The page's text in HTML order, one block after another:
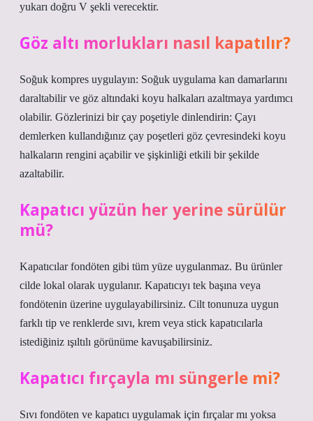
yukarı doğru V şekli verecektir.
Göz altı morlukları nasıl kapatılır?
Soğuk kompres uygulayın: Soğuk uygulama kan damarlarını
daraltabilir ve göz altındaki koyu halkaları azaltmaya yardımcı
olabilir. Gözlerinizi bir çay poşetiyle dinlendirin: Çayı
demlerken kullandığınız çay poşetleri göz çevresindeki koyu
halkaların rengini açabilir ve şişkinliği etkili bir şekilde
azaltabilir.
Kapatıcı yüzün her yerine sürülür
mü?
Kapatıcılar fondöten gibi tüm yüze uygulanmaz. Bu ürünler
cilde lokal olarak uygulanır. Kapatıcıyı tek başına veya
fondötenin üzerine uygulayabilirsiniz. Cilt tonunuza uygun
farklı tip ve renklerde sıvı, krem ​​veya stick kapatıcılarla
istediğiniz ışıltılı görünüme kavuşabilirsiniz.
Kapatıcı fırçayla mı süngerle mi?
Sıvı fondöten ve kapatıcı uygulamak için fırçalar mı yoksa